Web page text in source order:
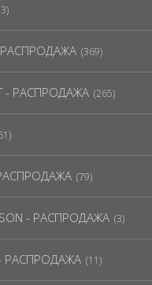
РАСПРОДАЖА (369)
- РАСПРОДАЖА (265)
(79)
- РАСПРОДАЖА (3)
- РАСПРОДАЖА (11)